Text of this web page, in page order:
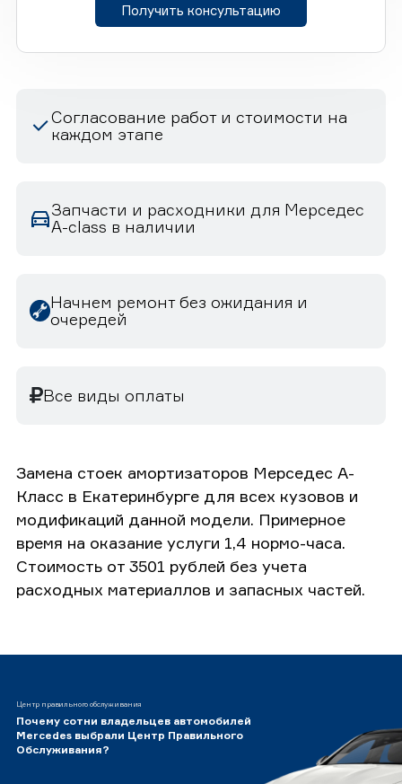
Получить консультацию
Согласование работ и стоимости на
каждом этапе
Запчасти и расходники для Мерседес
A-class в наличии
Начнем ремонт без ожидания и
очередей
Все виды оплаты
Замена стоек амортизаторов Мерседес А-
Класс в Екатеринбурге для всех кузовов и
модификаций данной модели. Примерное
время на оказание услуги 1,4 нормо-часа.
Стоимость от 3501 рублей без учета
расходных материаллов и запасных частей.
Центр правильного обслуживания
Почему сотни владельцев автомобилей
Mercedes выбрали Центр Правильного
Обслуживания?